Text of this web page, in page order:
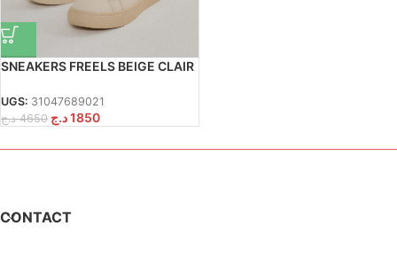
SNEAKERS FREELS BEIGE CLAIR
UGS: 31047689021
4650 د.ج 1850د.ج
CONTACT